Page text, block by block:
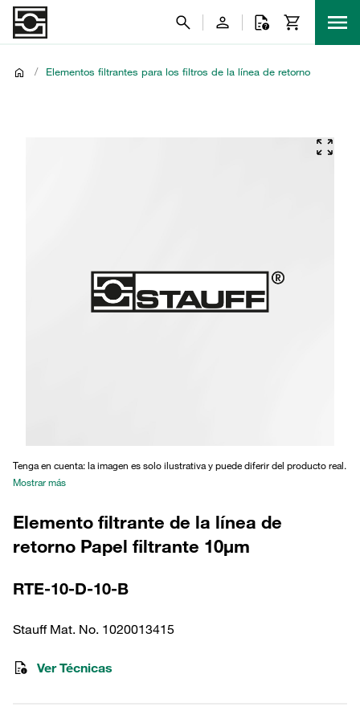
/ Elementos filtrantes para los filtros de la línea de retorno
Tenga en cuenta: la imagen es solo ilustrativa y puede diferir del producto real.
Mostrar más
Elemento filtrante de la línea de
retorno Papel filtrante 10µm
RTE-10-D-10-B
Stauff Mat. No. 1020013415
Ver Técnicas